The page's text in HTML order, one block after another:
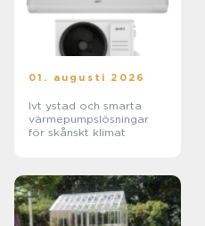
01. augusti 2026
Ivt ystad och smarta
värmepumpslösningar
för skånskt klimat